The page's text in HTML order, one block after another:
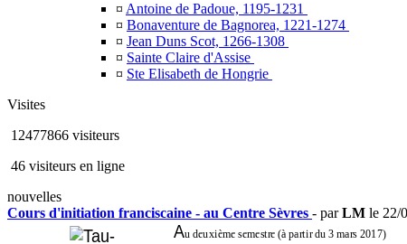
¤ Antoine de Padoue, 1195-1231
¤ Bonaventure de Bagnorea, 1221-1274
¤ Jean Duns Scot, 1266-1308
¤ Sainte Claire d'Assise
¤ Ste Elisabeth de Hongrie
Visites
12477866 visiteurs
46 visiteurs en ligne
nouvelles
Cours d'initiation franciscaine - au Centre Sèvres - parLM le 22/
Au deuxième semestre (à partir du 3 mars 2017)